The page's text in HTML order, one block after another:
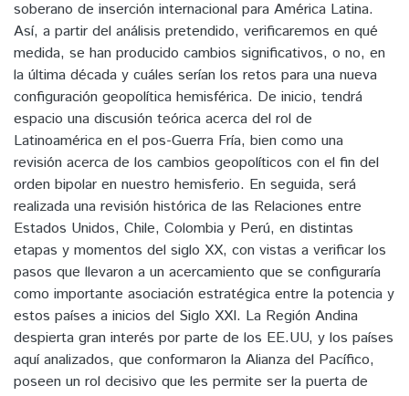
soberano de inserción internacional para América Latina.
Así, a partir del análisis pretendido, verificaremos en qué
medida, se han producido cambios significativos, o no, en
la última década y cuáles serían los retos para una nueva
configuración geopolítica hemisférica. De inicio, tendrá
espacio una discusión teórica acerca del rol de
Latinoamérica en el pos-Guerra Fría, bien como una
revisión acerca de los cambios geopolíticos con el fin del
orden bipolar en nuestro hemisferio. En seguida, será
realizada una revisión histórica de las Relaciones entre
Estados Unidos, Chile, Colombia y Perú, en distintas
etapas y momentos del siglo XX, con vistas a verificar los
pasos que llevaron a un acercamiento que se configuraría
como importante asociación estratégica entre la potencia y
estos países a inicios del Siglo XXI. La Región Andina
despierta gran interés por parte de los EE.UU, y los países
aquí analizados, que conformaron la Alianza del Pacífico,
poseen un rol decisivo que les permite ser la puerta de